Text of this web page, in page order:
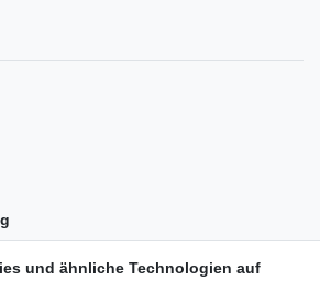
und ähnliche Technologien auf